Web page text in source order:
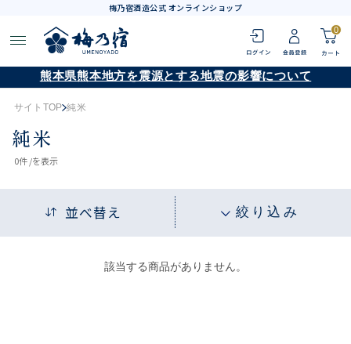
梅乃宿酒造公式 オンラインショップ
0
熊本県熊本地方を震源とする地震の影響について
サイトTOP 純米
純米
0件 /を表示
並べ替え 絞り込み
該当する商品がありません。